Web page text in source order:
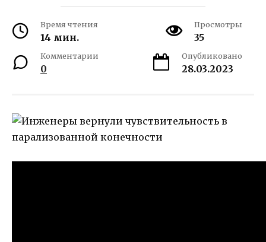
Время чтения
14 мин.
Просмотры
35
Комментарии
0
Опубликовано
28.03.2023